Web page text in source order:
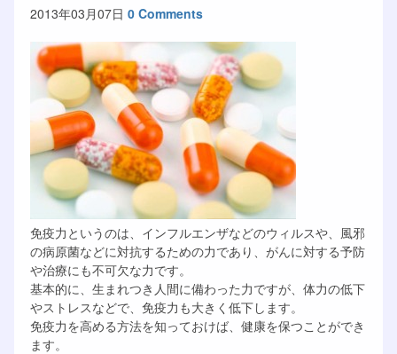
2013年03月07日 0 Comments
免疫力というのは、インフルエンザなどのウィルスや、風邪
の病原菌などに対抗するための力であり、がんに対する予防
や治療にも不可欠な力です。
基本的に、生まれつき人間に備わった力ですが、体力の低下
やストレスなどで、免疫力も大きく低下します。
免疫力を高める方法を知っておけば、健康を保つことができ
ます。